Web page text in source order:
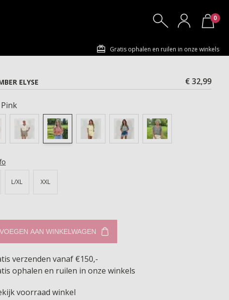
0
Gratis ophalen en ruilen in onze winkels
ELYSE
€ 32,99
Pink
L/XL XXL
AAN WINKELWAGEN
verzenden vanaf €150,-
ophalen en ruilen in onze winkels
voorraad winkel